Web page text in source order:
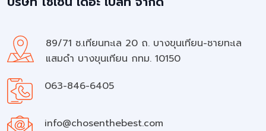
89/71 ซ.เทียนทะเล 20 ถ. บางขุนเทียน-ชายทะเล
แสมดำ บางขุนเทียน กทม. 10150
063-846-6405
info@chosenthebest.com